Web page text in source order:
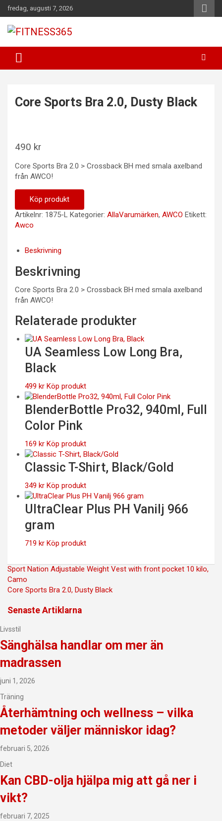
Hoppa
till
innehåll
fredag, augusti 7, 2026
FITNESS365
Core Sports Bra 2.0, Dusty Black
490 kr
Core Sports Bra 2.0 > Crossback BH med smala axelband
från AWCO!
Köp produkt
Artikelnr: 1875-L Kategorier: AllaVarumärken, AWCO Etikett:
Awco
Beskrivning
Beskrivning
Core Sports Bra 2.0 > Crossback BH med smala axelband
från AWCO!
Relaterade produkter
UA Seamless Low Long Bra,
Black
499 kr Köp produkt
BlenderBottle Pro32, 940ml, Full
Color Pink
169 kr Köp produkt
Classic T-Shirt, Black/Gold
349 kr Köp produkt
UltraClear Plus PH Vanilj 966
gram
719 kr Köp produkt
Inläggsnavigering
Sport Nation Adjustable Weight Vest with front pocket 10 kilo,
Camo
Core Sports Bra 2.0, Dusty Black
Senaste Artiklarna
Livsstil
Sänghälsa handlar om mer än
madrassen
juni 1, 2026
Träning
Återhämtning och wellness – vilka
metoder väljer människor idag?
februari 5, 2026
Diet
Kan CBD-olja hjälpa mig att gå ner i
vikt?
februari 7, 2025